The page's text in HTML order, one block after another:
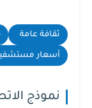
ثقافة عامة
أسعار
نموذج